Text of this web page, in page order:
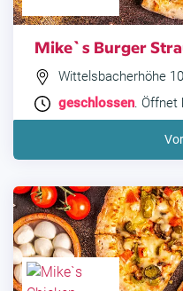
Mike`s Burger
Wittelsbacherhöhe
geschlossen. Öffnet